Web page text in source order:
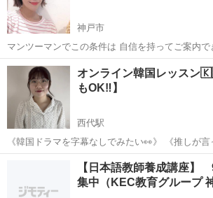
神戸市
マンツーマンでこの条件は 自信を持ってご案内できます😊
続きしないのは 🔴毎日忙しい 🔴勉強が嫌い 🔴料金が高い 色々原因が
あると思いますが💦 当スクール 韓国語レッスンMOIZA【モイザ】は
兵庫 神戸市 韓国語 レッスン
オンライン韓国レッスン
もOK‼️】
西代駅
《韓国ドラマを字幕なしでみたい👀》 《推しが言ってることを理解し
たい🔥》 《韓国旅行に行きたい✈️》 言語に間違いなんてありません🙆‍♀️
楽しく勉強することが1番大切です😆 外国語を勉
い世界への鍵...
西代駅 韓国語 オンライ
【日本語教師養成講座
集中（KEC教育グループ